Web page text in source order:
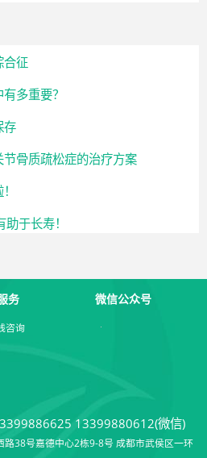
合征
多重要？
存
骨质疏松症的治疗方案
于长寿！
务
咨询
微信公众号
13399880612(微信)
路38号嘉德中心2栋9-8号 成都市武侯区一环